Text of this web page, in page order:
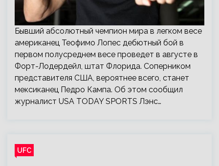
Бывший абсолютный чемпион мира в легком весе
американец Теофимо Лопес дебютный бой в
первом полусреднем весе проведет в августе в
Форт-Лодердейл, штат Флорида. Соперником
представителя США, вероятнее всего, станет
мексиканец Педро Кампа. Об этом сообщил
журналист USA TODAY SPORTS Лэнс…
UFC